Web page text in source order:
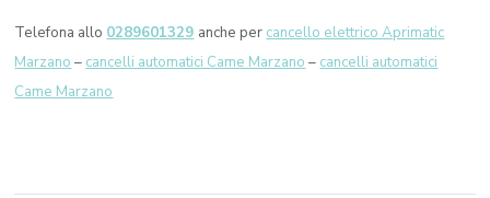
Telefona allo 0289601329 anche per cancello elettrico Aprimatic
Marzano – cancelli automatici Came Marzano – cancelli automatici
Came Marzano